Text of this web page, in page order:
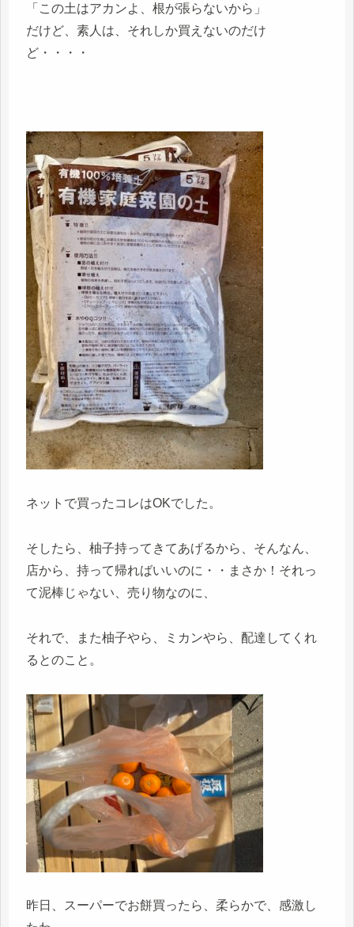
「この土はアカンよ、根が張らないから」
だけど、素人は、それしか買えないのだけ
ど・・・・
ネットで買ったコレはOKでした。
そしたら、柚子持ってきてあげるから、そんなん、
店から、持って帰ればいいのに・・まさか！それっ
て泥棒じゃない、売り物なのに、
それで、また柚子やら、ミカンやら、配達してくれ
るとのこと。
昨日、スーパーでお餅買ったら、柔らかで、感激し